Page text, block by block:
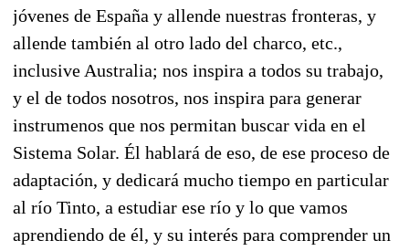
jóvenes de España y allende nuestras fronteras, y
allende también al otro lado del charco, etc.,
inclusive Australia; nos inspira a todos su trabajo,
y el de todos nosotros, nos inspira para generar
instrumenos que nos permitan buscar vida en el
Sistema Solar. Él hablará de eso, de ese proceso de
adaptación, y dedicará mucho tiempo en particular
al río Tinto, a estudiar ese río y lo que vamos
aprendiendo de él, y su interés para comprender un